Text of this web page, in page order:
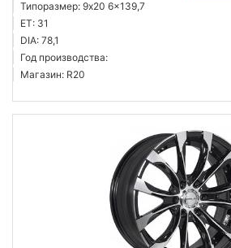
Типоразмер: 9x20 6x139,7
ET: 31
DIA: 78,1
Год производства:
Магазин: R20